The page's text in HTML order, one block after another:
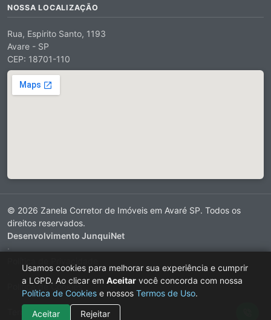
NOSSA LOCALIZAÇÃO
Rua, Espirito Santo, 1193
Avare - SP
CEP: 18701-110
© 2026 Zanela Corretor de Imóveis em Avaré SP. Todos os
direitos reservados.
Desenvolvimento JunquiNet
·
Política de Cookies
Termos de Uso
Usamos cookies para melhorar sua experiência e cumprir
a LGPD. Ao clicar em Aceitar você concorda com nossa
Política de Cookies e nossos Termos de Uso.
Aceitar
Rejeitar